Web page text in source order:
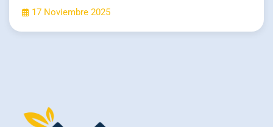
17 Noviembre 2025